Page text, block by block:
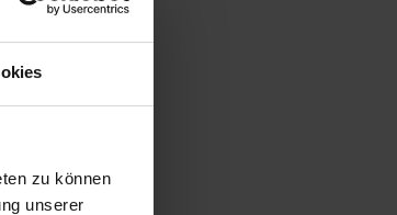
zu können
unserer